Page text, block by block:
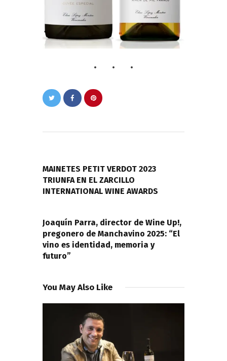
entradas
MAINETES PETIT VERDOT 2023
TRIUNFA EN EL ZARCILLO
INTERNATIONAL WINE AWARDS
Joaquín Parra, director de Wine Up!,
pregonero de Manchavino 2025: “El
vino es identidad, memoria y
futuro”
You May Also Like